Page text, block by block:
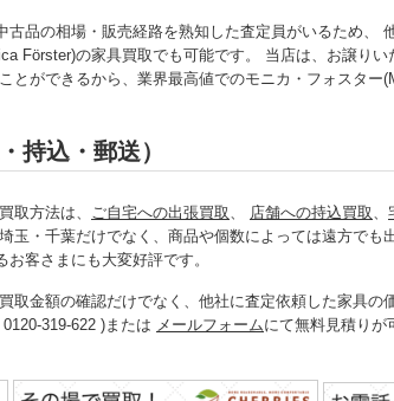
古品の相場・販売経路を熟知した査定員がいるため、
Förster)の家具買取でも可能です。 当店は、お譲り
とができるから、業界最高値でのモニカ・フォスター
持込・郵送）
取方法は、 ご自宅への出張買取 、 店舗への持込買取 、
玉・千葉だけでなく、商品や個数によっては遠方でも
客さまにも大変好評です。
取金額の確認だけでなく、他社に査定依頼した家具の
319-622 )または メールフォームにて無料見積りが